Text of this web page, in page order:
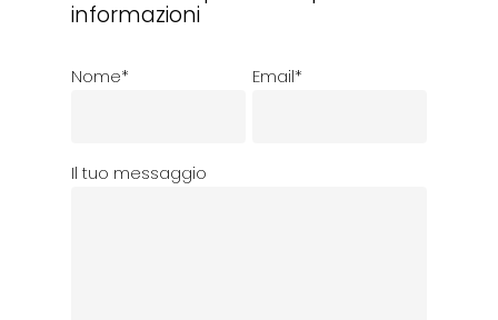
informazioni
Nome* Email*
Il tuo messaggio